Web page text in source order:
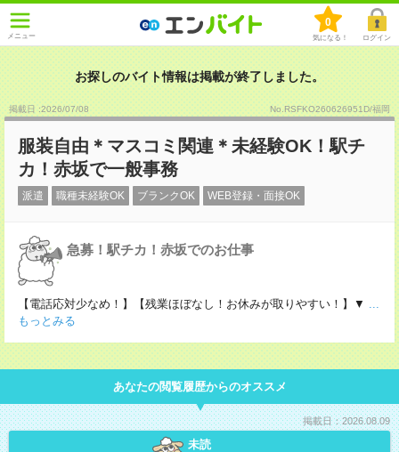
メニュー
0
気になる！ ログイン
お探しのバイト情報は掲載が終了しました。
掲載日 :2026/07/08 No.RSFKO260626951D/福岡
服装自由＊マスコミ関連＊未経験OK！駅チ
カ！赤坂で一般事務
派遣 職種未経験OK ブランクOK WEB登録・面接OK
急募！駅チカ！赤坂でのお仕事
【電話応対少なめ！】【残業ほぼなし！お休みが取りやすい！】▼ ...
もっとみる
あなたの閲覧履歴からのオススメ
掲載日：2026.08.09
未読